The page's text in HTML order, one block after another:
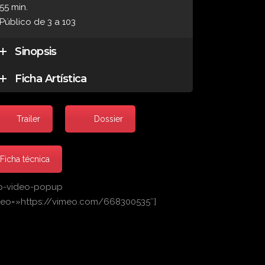
55 min.
Público de 3 a 103
Sinopsis
Ficha Artística
Trailer Dossier
Ficha técnica
video-popup
vimeo.com/668300535″]